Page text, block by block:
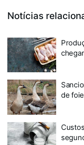
Notícias
de